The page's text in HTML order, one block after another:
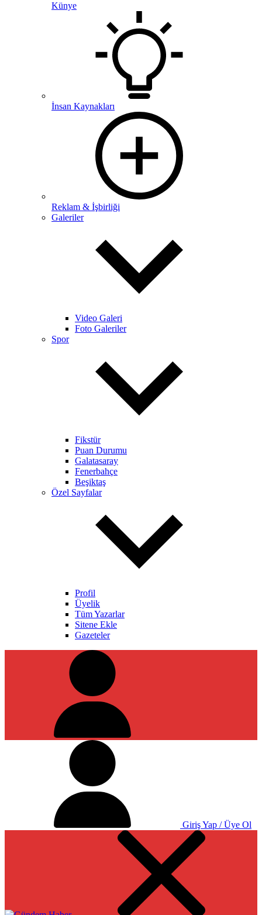
Künye
İnsan Kaynakları
Reklam & İşbirliği
Galeriler
Video Galeri
Foto Galeriler
Spor
Fikstür
Puan Durumu
Galatasaray
Fenerbahçe
Beşiktaş
Özel Sayfalar
Profil
Üyelik
Tüm Yazarlar
Sitene Ekle
Gazeteler
Giriş Yap / Üye Ol